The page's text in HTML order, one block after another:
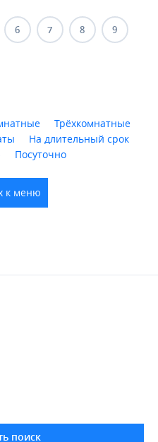
поиск
6 7 8 9
Трёхкомнатные
На длительный срок
Посуточно
к меню